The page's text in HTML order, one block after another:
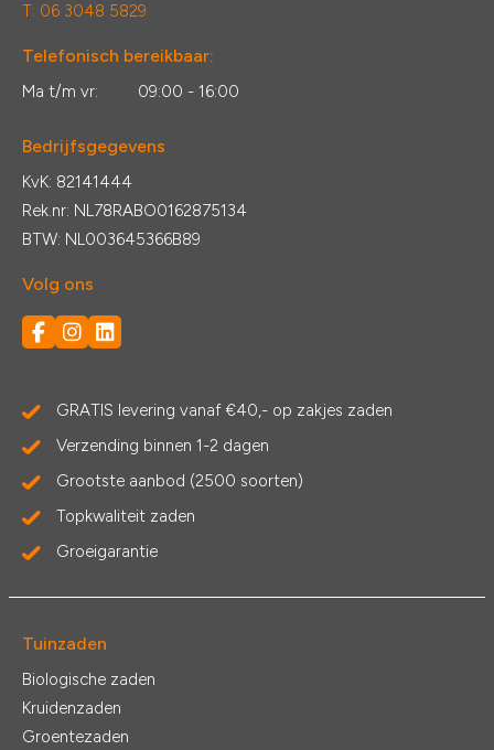
T: 06 3048 5829
Telefonisch bereikbaar:
Ma t/m vr: 09:00 - 16:00
Bedrijfsgegevens
KvK: 82141444
Rek.nr: NL78RABO0162875134
BTW: NL003645366B89
Volg ons
GRATIS levering vanaf €40,- op zakjes zaden
Verzending binnen 1-2 dagen
Grootste aanbod (2500 soorten)
Topkwaliteit zaden
Groeigarantie
Tuinzaden
Biologische zaden
Kruidenzaden
Groentezaden